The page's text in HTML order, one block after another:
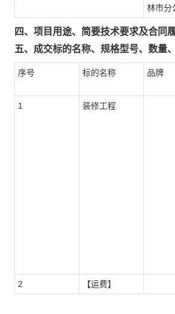
林市分
四、项目用途、简要技术要求及合同
五、成交标的名称、规格型号、数量
序号 标的名称 品牌
1 装修工程
2 【运费】